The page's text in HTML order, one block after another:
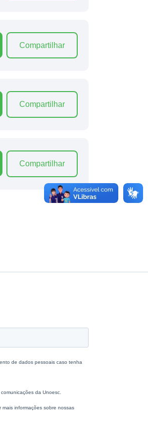
Compartilhar
Compartilhar
Compartilhar